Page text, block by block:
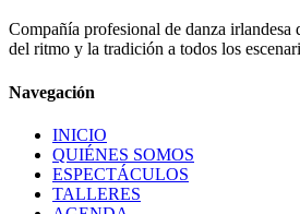
drawmusic_notefavoritemusic_notedraw_abstract
Compañía profesional de danza irlandesa
del ritmo y la tradición a todos los
Navegación
INICIO
QUIÉNES SOMOS
ESPECTÁCULOS
TALLERES